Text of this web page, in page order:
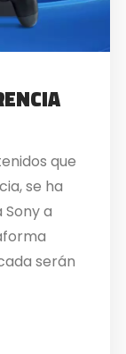
que
se ha
a
serán
Los
3.00